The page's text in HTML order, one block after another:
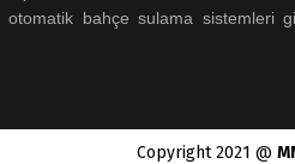
otomatik bahçe sulama sistemleri
Copyright 2021 @